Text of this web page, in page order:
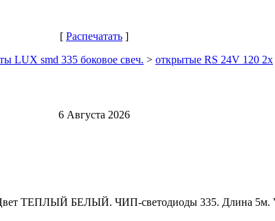
[ Распечатать ]
LUX smd 335 боковое свеч. > открытые RS 24V 120 2x
6 Августа 2026
Цвет ТЕПЛЫЙ БЕЛЫЙ. ЧИП-светодиоды 335. Длина 5м.